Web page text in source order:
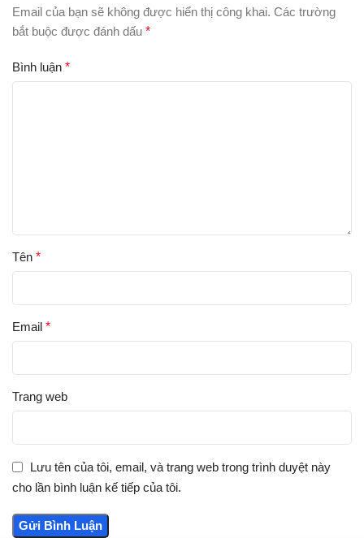
Email của bạn sẽ không được hiển thị công khai. Các trường
bắt buộc được đánh dấu *
Bình luận *
Tên *
Email *
Trang web
Lưu tên của tôi, email, và trang web trong trình duyệt này
cho lần bình luận kế tiếp của tôi.